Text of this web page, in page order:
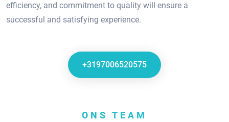
efficiency, and commitment to quality will ensure a
successful and satisfying experience.
+3197006520575
ONS TEAM